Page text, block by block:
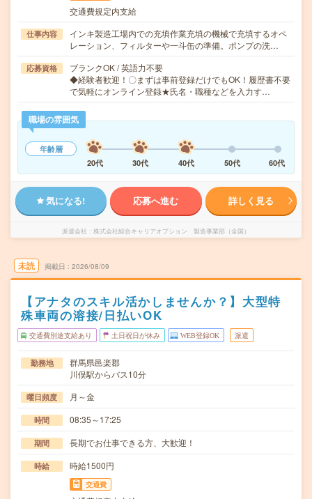
交通費規定内支給
仕事内容
インキ製造工場内での充填作業充填の機械で充填するオペ
レーション、フィルターや一斗缶の準備。ポンプの洗…
応募資格
ブランクOK / 英語力不要
◆経験者歓迎！〇まずは事前登録だけでもOK！履歴書不要
で気軽にオンライン登録★氏名・職種などを入力す…
職場の雰囲気
年齢層
20代
30代 40代 50代 60代
気になる! 応募へ進む 詳しく見る
派遣会社 株式会社綜合キャリアオプション 製造事業部（全国）
未読 掲載日 2026/08/09
【アナタのスキル活かしませんか？】大型特
殊車両の溶接/日払いOK
交通費別途支給あり 土日祝日が休み WEB登録OK 派遣
勤務地
群馬県邑楽郡
川俣駅からバス10分
曜日頻度 月～金
時間 08:35～17:25
期間 長期でお仕事できる方、大歓迎！
時給 時給1500円
交通費